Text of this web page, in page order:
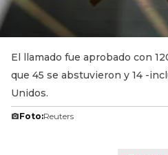
El llamado fue aprobado con
que 45 se abstuvieron y 14 -
Unidos.
Foto:Reuters